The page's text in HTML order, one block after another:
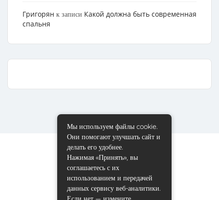
Григорян к записи Какой должна быть современная
спальня
Мы используем файлы cookie.
Они помогают улучшать сайт и
делать его удобнее.
Нажимая «Принять», вы
соглашаетесь с их
использованием и передачей
данных сервису веб-аналитики.